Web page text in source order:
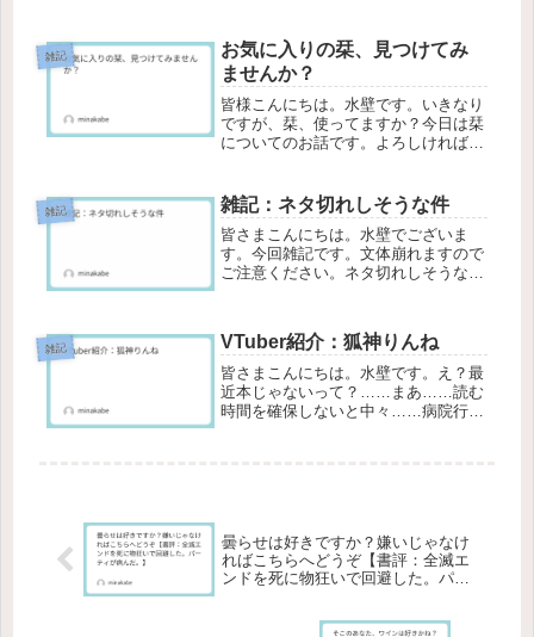
が……雑記記事の方が伸びがいい。い
やまあ偶にポケモンの記事書くし、大
体...
雑記
お気に入りの栞、見つけてみ
ませんか？
皆様こんにちは。水壁です。いきなり
ですが、栞、使ってますか？今日は栞
についてのお話です。よろしければ最
たしている栞1を見たことはございま
すか。ここ最近で使ったことはありま
す...
雑記 雑記：ネタ切れしそうな件
皆さまこんにちは。水壁でございま
す。今回雑記です。文体崩れますので
ご注意ください。ネタ切れしそうな件
以上、本を読まなきゃ評することが出
来ないわけで。ここまで紹介していた
本は...
雑記 VTuber紹介：狐神りんね
皆さまこんにちは。水壁です。え？最
近本じゃないって？……まあ……読む
時間を確保しないと中々……病院行脚
曇らせは好きですか？嫌いじゃなけ
ればこちらへどうぞ【書評：全滅エ
ンドを死に物狂いで回避した。パー